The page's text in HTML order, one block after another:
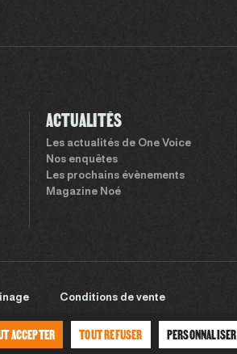
ACTUALITÉS
Les actualités de One Voice
Nos enquêtes
Les prochains évènements
Magazine Noé
Conditions de vente
ACCEPTER TOUT REFUSER PERSONNALISER